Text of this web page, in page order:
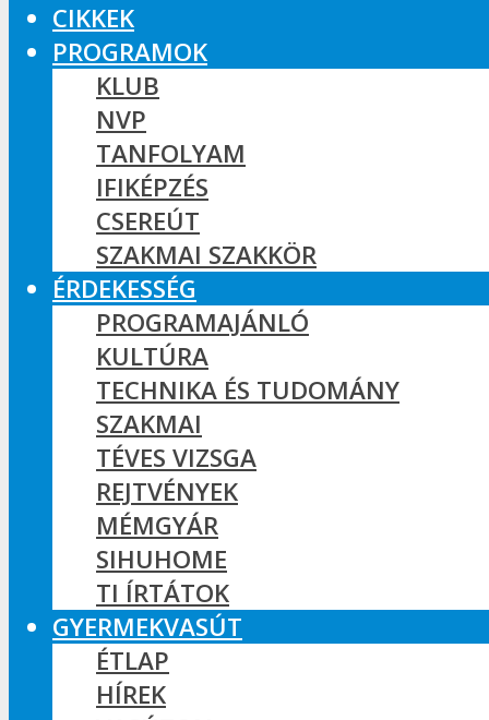
CIKKEK
PROGRAMOK
KLUB
NVP
TANFOLYAM
IFIKÉPZÉS
CSEREÚT
SZAKMAI SZAKKÖR
ÉRDEKESSÉG
PROGRAMAJÁNLÓ
KULTÚRA
TECHNIKA ÉS TUDOMÁNY
SZAKMAI
TÉVES VIZSGA
REJTVÉNYEK
MÉMGYÁR
SIHUHOME
TI ÍRTÁTOK
GYERMEKVASÚT
ÉTLAP
HÍREK